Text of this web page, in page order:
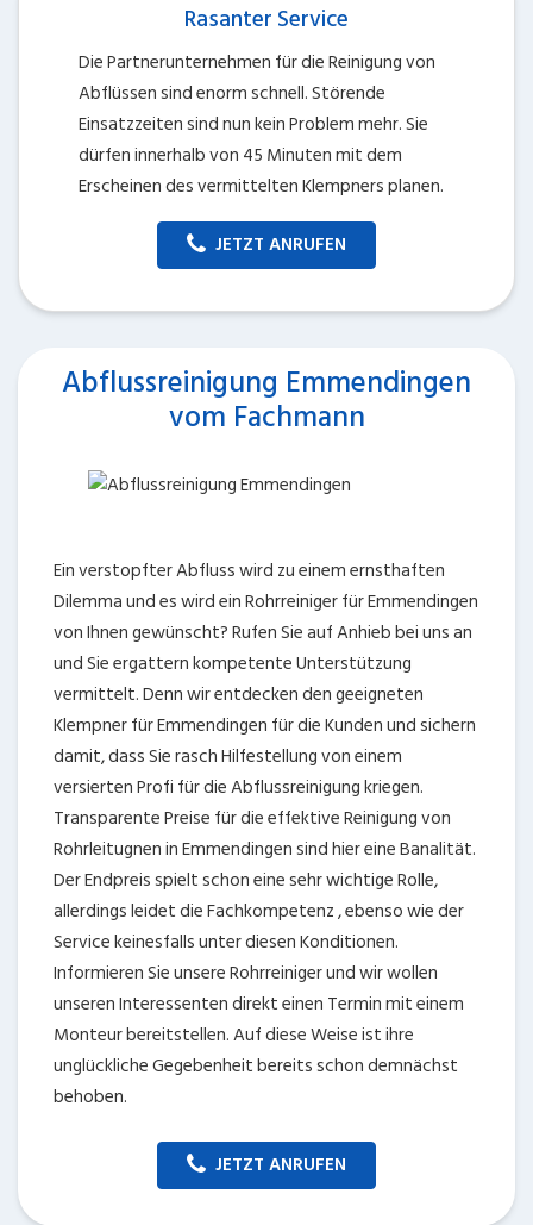
Rasanter Service
Die Partnerunternehmen für die Reinigung von
Abflüssen sind enorm schnell. Störende
Einsatzzeiten sind nun kein Problem mehr. Sie
dürfen innerhalb von 45 Minuten mit dem
Erscheinen des vermittelten Klempners planen.
JETZT ANRUFEN
Abflussreinigung Emmendingen
vom Fachmann
Ein verstopfter Abfluss wird zu einem ernsthaften
Dilemma und es wird ein Rohrreiniger für Emmendingen
von Ihnen gewünscht? Rufen Sie auf Anhieb bei uns an
und Sie ergattern kompetente Unterstützung
vermittelt. Denn wir entdecken den geeigneten
Klempner für Emmendingen für die Kunden und sichern
damit, dass Sie rasch Hilfestellung von einem
versierten Profi für die Abflussreinigung kriegen.
Transparente Preise für die effektive Reinigung von
Rohrleitugnen in Emmendingen sind hier eine Banalität.
Der Endpreis spielt schon eine sehr wichtige Rolle,
allerdings leidet die Fachkompetenz , ebenso wie der
Service keinesfalls unter diesen Konditionen.
Informieren Sie unsere Rohrreiniger und wir wollen
unseren Interessenten direkt einen Termin mit einem
Monteur bereitstellen. Auf diese Weise ist ihre
unglückliche Gegebenheit bereits schon demnächst
behoben.
JETZT ANRUFEN